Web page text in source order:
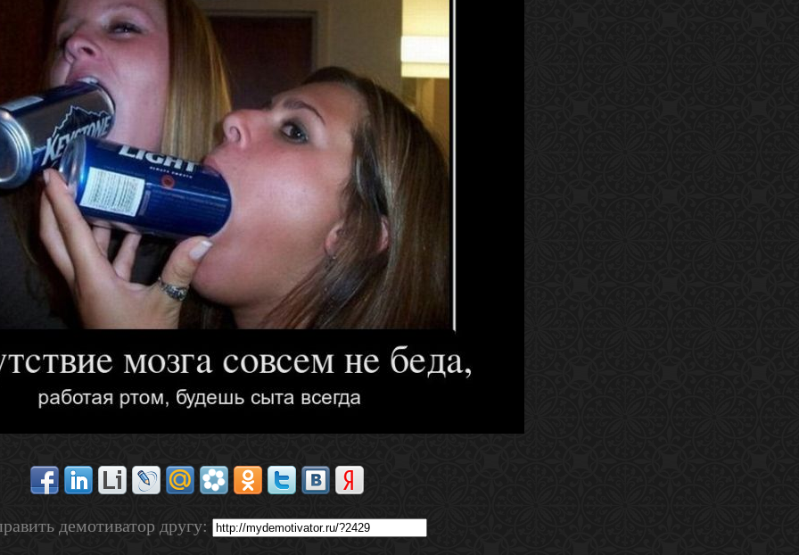
демотиватор другу: